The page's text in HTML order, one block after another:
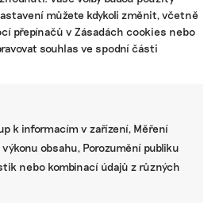
můžete kdykoli změnit, včetně
přepínačů v Zásadách cookies nebo
souhlas ve spodní části
k informacím v zařízení, Měření
obsahu, Porozumění publiku
nebo kombinací údajů z různých